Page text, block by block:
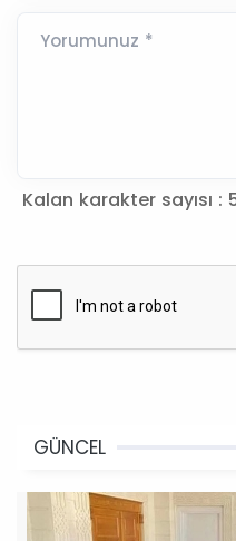
Kalan karakter sayısı :
Yorumunuz *
GÜNCEL